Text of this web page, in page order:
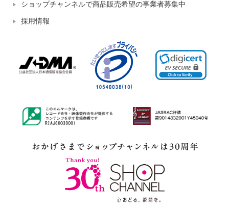
ショップチャンネルで商品販売希望の事業者募集中
採用情報